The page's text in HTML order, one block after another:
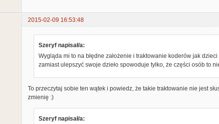
2015-02-09 16:53:48
Szeryf napisał/a:
Wygląda mi to na błędne założenie i traktowanie koderów jak
zamiast ulepszyć swoje dzieło spowoduje tylko, że części osób to
To przeczytaj sobie ten wątek i powiedz, że takie traktowanie nie jest
zmienię :)
Szeryf napisał/a: